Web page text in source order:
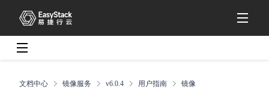
文档中心 镜像服务 v6.0.4 用户指南 镜像